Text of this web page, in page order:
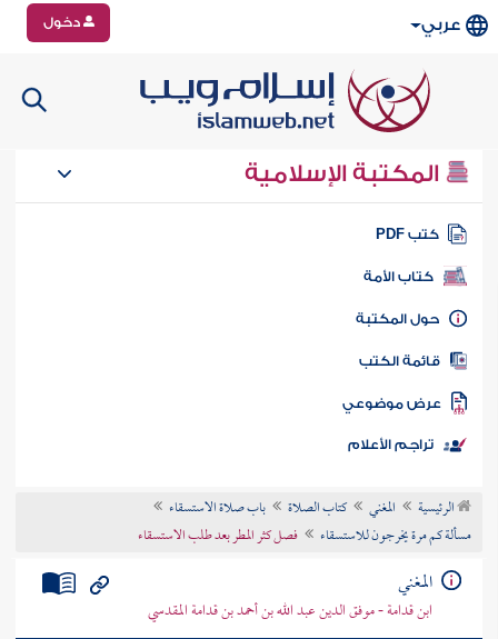
عربي دخول
المكتبة الإسلامية
كتب PDF
كتاب الأمة
المكتبة
الكتب
موضوعي
تراجم الأعلام
الرئيسية المغني كتاب الصلاة
باب صلاة الاستسقاء
مسألة كم مرة يخرجون للاستسقاء
فصل كثر المطر بعد طلب الاستسقاء
المغني
ابن قدامة - موفق الدين عبد الله بن أحمد بن قدامة المقدسي